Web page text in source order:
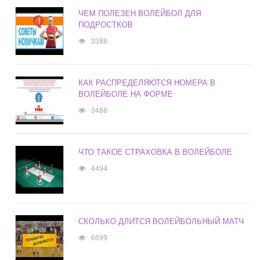
ЧЕМ ПОЛЕЗЕН ВОЛЕЙБОЛ ДЛЯ
ПОДРОСТКОВ
3386
КАК РАСПРЕДЕЛЯЮТСЯ НОМЕРА В
ВОЛЕЙБОЛЕ НА ФОРМЕ
3488
ЧТО ТАКОЕ СТРАХОВКА В ВОЛЕЙБОЛЕ
4494
СКОЛЬКО ДЛИТСЯ ВОЛЕЙБОЛЬНЫЙ МАТЧ
6699